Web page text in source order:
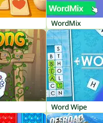
WordMix
Word Wipe